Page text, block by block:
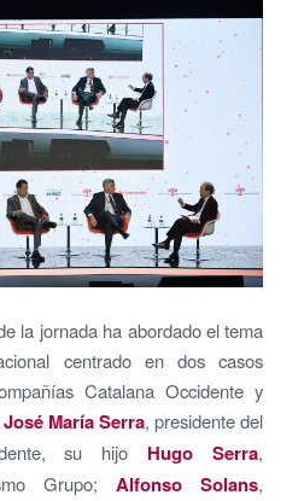
la jornada ha abordado el tema
centrado en dos casos
Catalana Occidente y
José María Serra, presidente del
su hijo Hugo Serra,
Grupo;Alfonso Solans,